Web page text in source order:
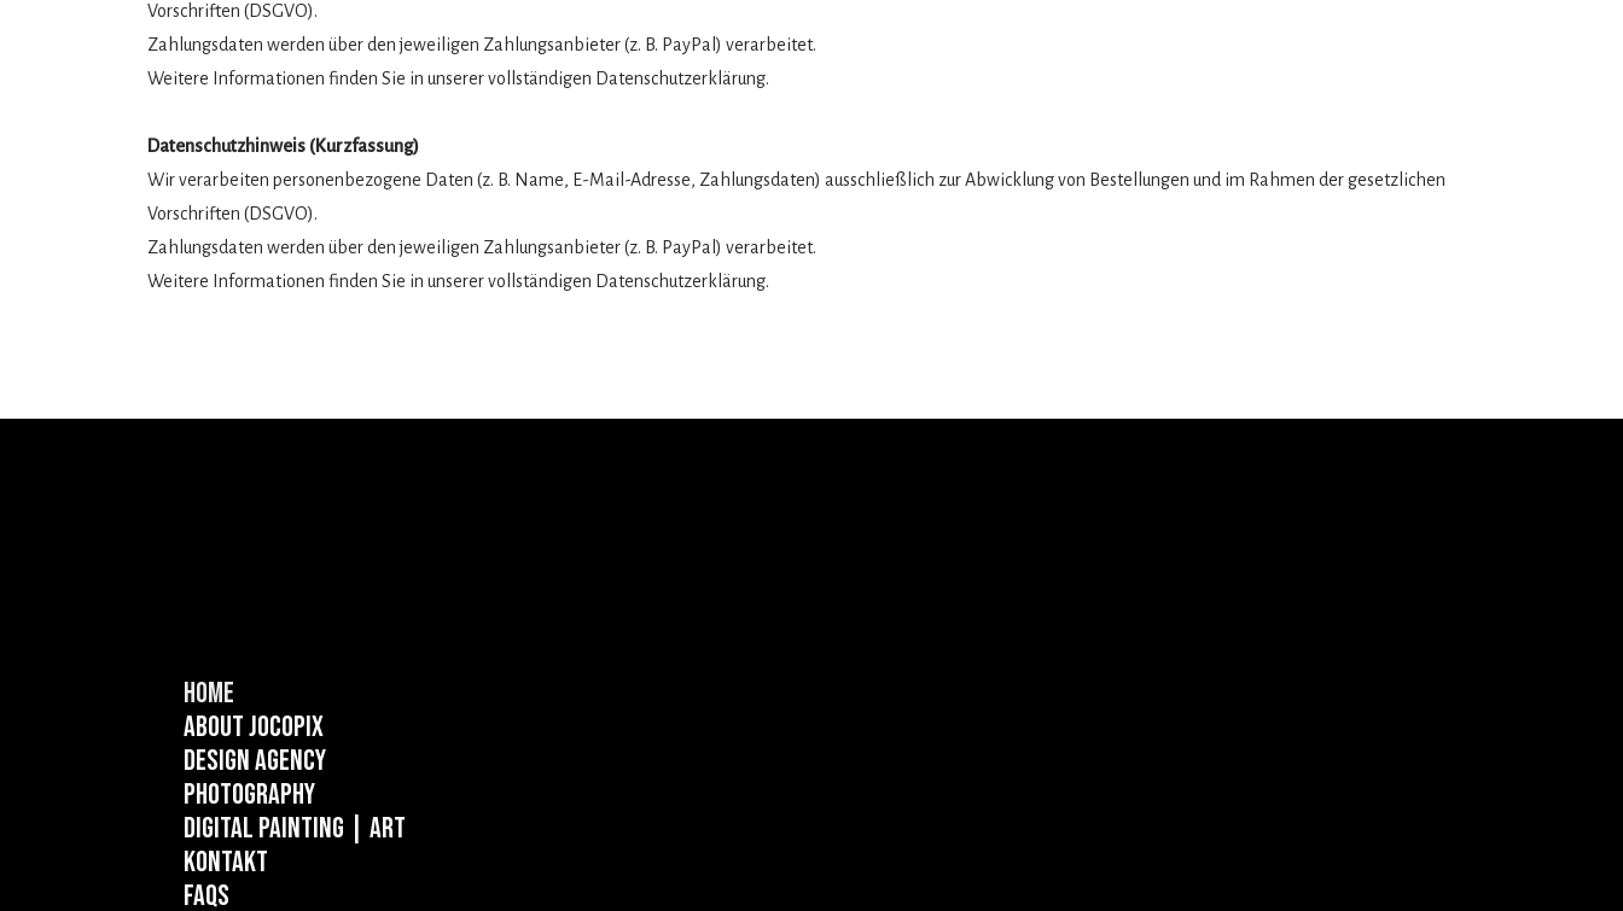
Vorschriften (DSGVO).
Zahlungsdaten werden über den jeweiligen Zahlungsanbieter (z. B. PayPal) verarbeitet.
Weitere Informationen finden Sie in unserer vollständigen Datenschutzerklärung.
Datenschutzhinweis (Kurzfassung)
Wir verarbeiten personenbezogene Daten (z. B. Name, E-Mail-Adresse, Zahlungsdaten) ausschließlich zur Abwicklung von Bestellungen und im Rahmen der gesetzlichen
Vorschriften (DSGVO).
Zahlungsdaten werden über den jeweiligen Zahlungsanbieter (z. B. PayPal) verarbeitet.
Weitere Informationen finden Sie in unserer vollständigen Datenschutzerklärung.
Home
About Jocopix
Design Agency
Photography
Digital Painting | ART
Kontakt
FAQs